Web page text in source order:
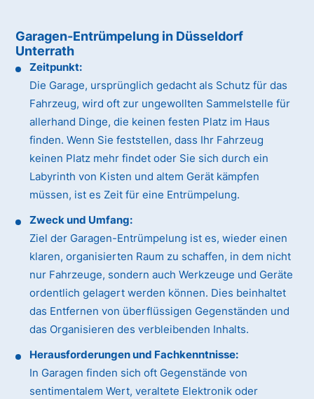
Garagen-Entrümpelung in Düsseldorf
Unterrath
Zeitpunkt:
Die Garage, ursprünglich gedacht als Schutz für das
Fahrzeug, wird oft zur ungewollten Sammelstelle für
allerhand Dinge, die keinen festen Platz im Haus
finden. Wenn Sie feststellen, dass Ihr Fahrzeug
keinen Platz mehr findet oder Sie sich durch ein
Labyrinth von Kisten und altem Gerät kämpfen
müssen, ist es Zeit für eine Entrümpelung.
Zweck und Umfang:
Ziel der Garagen-Entrümpelung ist es, wieder einen
klaren, organisierten Raum zu schaffen, in dem nicht
nur Fahrzeuge, sondern auch Werkzeuge und Geräte
ordentlich gelagert werden können. Dies beinhaltet
das Entfernen von überflüssigen Gegenständen und
das Organisieren des verbleibenden Inhalts.
Herausforderungen und Fachkenntnisse:
In Garagen finden sich oft Gegenstände von
sentimentalem Wert, veraltete Elektronik oder